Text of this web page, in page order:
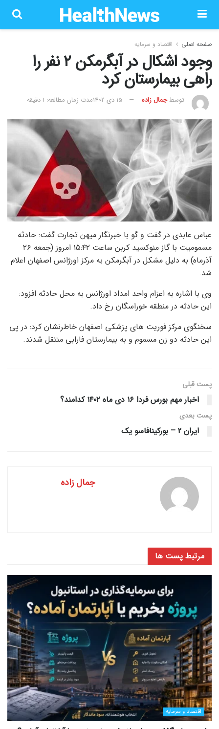
صفحه اصلی اقتصاد و سرمایه
وجود اشکال در آبگرمکن ۲ نفر را
راهی بیمارستان کرد
توسطجمال زاده ۱۵ دی ۱۴۰۲ مدت زمان مطالعه: 1 دقیقه
عباس عابدی در گفت و گو با خبرنگار میهن تجارت گفت: حادثه
مسمومیت با گاز منوکسید کربن ساعت ۱۵:۴۲ امروز (جمعه ۲۶
آذرماه) به دلیل مشکل در آبگرمکن به مرکز اورژانس اصفهان اعلام
شد.
وی با اشاره به اعزام واحد امداد اورژانس به محل حادثه افزود:
این حادثه در منطقه خوراسگان رخ داد.
سخنگوی مرکز فوریت های پزشکی اصفهان خاطرنشان کرد: در پی
این حادثه دو زن مسموم و به بیمارستان فارابی منتقل شدند.
پست قبلی
اخبار مهم بورس فردا ۱۶ دی ماه ۱۴۰۲ کدامند؟
پست‌ بعدی
ایران 2 – بورکینافاسو یک
جمال زاده
مرتبط پست ها
اقتصاد و سرمایه